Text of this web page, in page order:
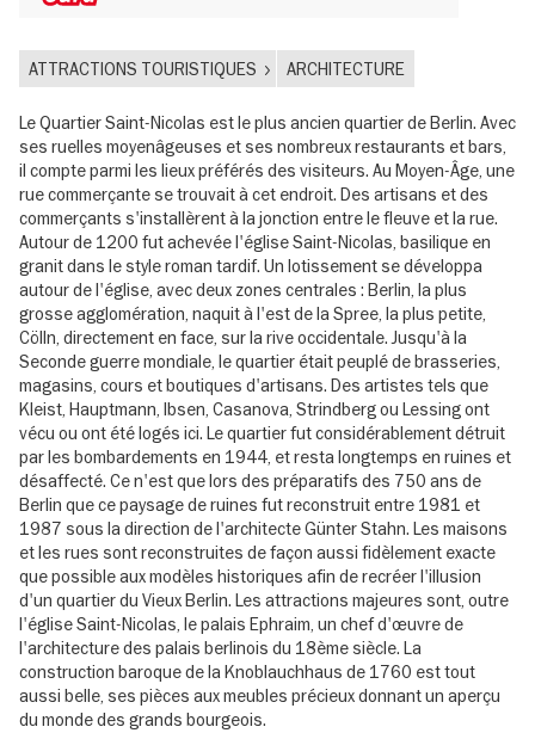
ATTRACTIONS TOURISTIQUES ARCHITECTURE
Le Quartier Saint-Nicolas est le plus ancien quartier de Berlin. Avec
ses ruelles moyenâgeuses et ses nombreux restaurants et bars,
il compte parmi les lieux préférés des visiteurs. Au Moyen-Âge, une
rue commerçante se trouvait à cet endroit. Des artisans et des
commerçants s'installèrent à la jonction entre le fleuve et la rue.
Autour de 1200 fut achevée l'église Saint-Nicolas, basilique en
granit dans le style roman tardif. Un lotissement se développa
autour de l'église, avec deux zones centrales : Berlin, la plus
grosse agglomération, naquit à l'est de la Spree, la plus petite,
Cölln, directement en face, sur la rive occidentale. Jusqu'à la
Seconde guerre mondiale, le quartier était peuplé de brasseries,
magasins, cours et boutiques d'artisans. Des artistes tels que
Kleist, Hauptmann, Ibsen, Casanova, Strindberg ou Lessing ont
vécu ou ont été logés ici. Le quartier fut considérablement détruit
par les bombardements en 1944, et resta longtemps en ruines et
désaffecté. Ce n'est que lors des préparatifs des 750 ans de
Berlin que ce paysage de ruines fut reconstruit entre 1981 et
1987 sous la direction de l'architecte Günter Stahn. Les maisons
et les rues sont reconstruites de façon aussi fidèlement exacte
que possible aux modèles historiques afin de recréer l'illusion
d'un quartier du Vieux Berlin. Les attractions majeures sont, outre
l'église Saint-Nicolas, le palais Ephraim, un chef d'œuvre de
l'architecture des palais berlinois du 18ème siècle. La
construction baroque de la Knoblauchhaus de 1760 est tout
aussi belle, ses pièces aux meubles précieux donnant un aperçu
du monde des grands bourgeois.